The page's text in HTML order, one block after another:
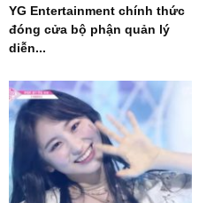
YG Entertainment chính thức
đóng cửa bộ phận quản lý
diễn...